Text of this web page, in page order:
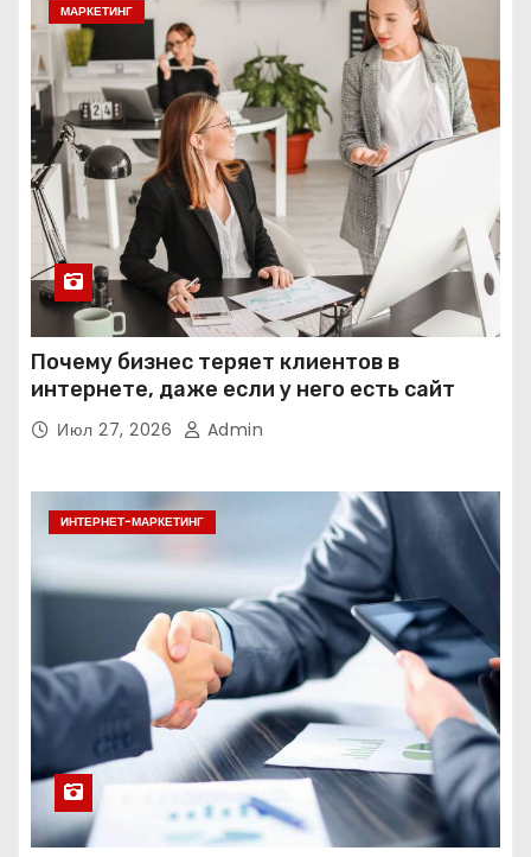
МАРКЕТИНГ
Почему бизнес теряет клиентов в
интернете, даже если у него есть сайт
Июл 27, 2026 Admin
ИНТЕРНЕТ-МАРКЕТИНГ